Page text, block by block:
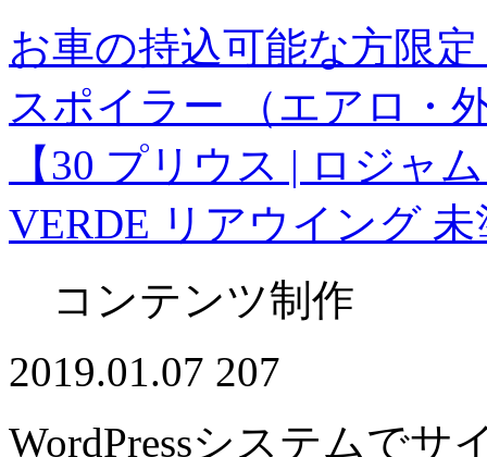
お車の持込可能な方限
スポイラー （エアロ・
【30 プリウス | ロジャ
VERDE リアウイング 未
コンテンツ制作
2019.01.07 207
WordPressシステムでサ